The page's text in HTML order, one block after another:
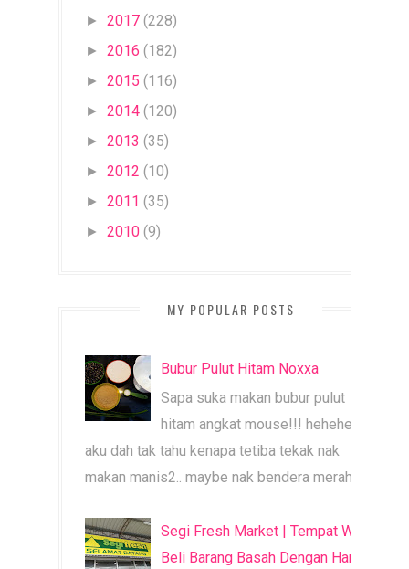
► 2017 (228)
► 2016 (182)
► 2015 (116)
► 2014 (120)
► 2013 (35)
► 2012 (10)
► 2011 (35)
► 2010 (9)
MY POPULAR POSTS
Bubur Pulut Hitam Noxxa
Sapa suka makan bubur pulut
hitam angkat mouse!!! heheheh
aku dah tak tahu kenapa tetiba tekak nak
makan manis2.. maybe nak bendera merah b...
Segi Fresh Market | Tempat Wajib
Beli Barang Basah Dengan Harga